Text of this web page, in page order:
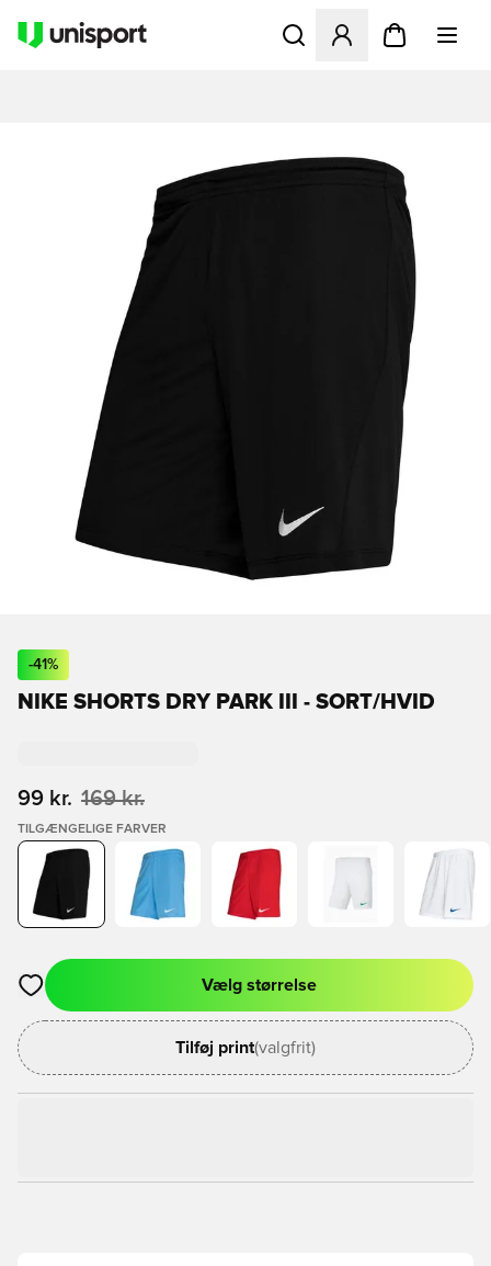
Åbner en Modal til at
-41%
NIKE SHORTS DRY PARK III - SORT/HVID
99 kr. 169 kr.
TILGÆNGELIGE FARVER
Åbner en Modal til at logge ind eller tilmelde dig som medlem
Vælg størrelse
Tilføj print(valgfrit)